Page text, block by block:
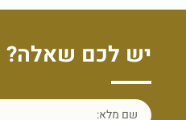
יש לכם שאלה?